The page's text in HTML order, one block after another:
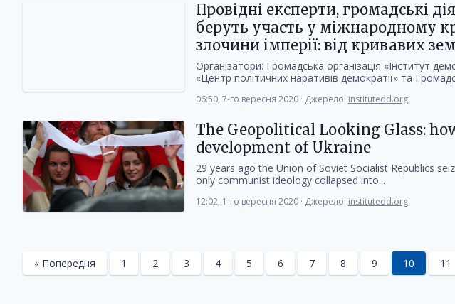
Провідні експерти, громадські
беруть участь у міжнародному
злочини імперії: від кривавих
Організатори: Громадська організація «Інститут
«Центр політичних наративів демократії» та
06:50, 7-го вересня 2020 · Джерело: institutedd.org
The Geopolitical Looking Glass:
development of Ukraine
29 years ago the Union of Soviet Socialist Republics
only communist ideology collapsed into...
12:02, 1-го вересня 2020 · Джерело: institutedd.org
« Попередня 1 2 3 4 5 6 7 8 9 10 11